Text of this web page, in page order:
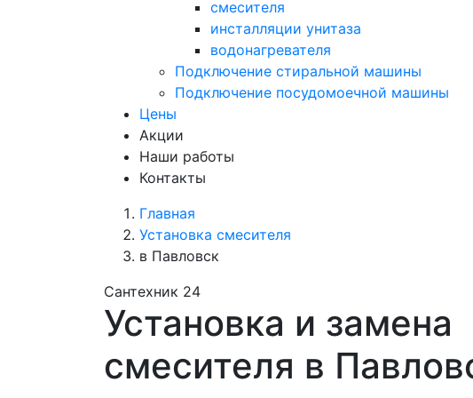
смесителя
инсталляции унитаза
водонагревателя
Подключение стиральной машины
Подключение посудомоечной машины
Цены
Акции
Наши работы
Контакты
Главная
Установка смесителя
в Павловск
Сантехник 24
Установка и замена
смесителя в